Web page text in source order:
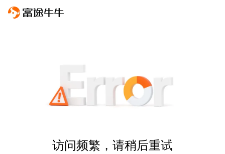
访问频繁，请稍后重试